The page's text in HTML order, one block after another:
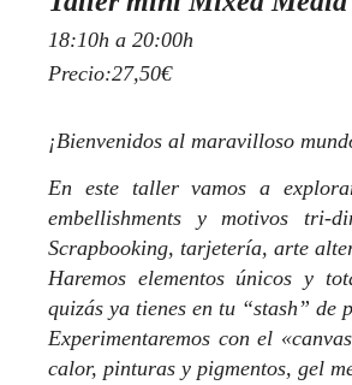
18:10h a 20:00h
Precio:27,50€
¡Bienvenidos al maravilloso
En este taller vamos a
embellishments y motivos tri-
Scrapbooking, tarjetería, arte
Haremos elementos únicos y
quizás ya tienes en tu “stash” de
Experimentaremos con el
calor, pinturas y pigmentos, gel